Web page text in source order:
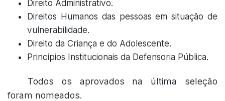
Direito Administrativo.
Direitos Humanos das pessoas em situação de
vulnerabilidade.
Direito da Criança e do Adolescente.
Princípios Institucionais da Defensoria Pública.
Todos os aprovados na última seleção
foram nomeados.